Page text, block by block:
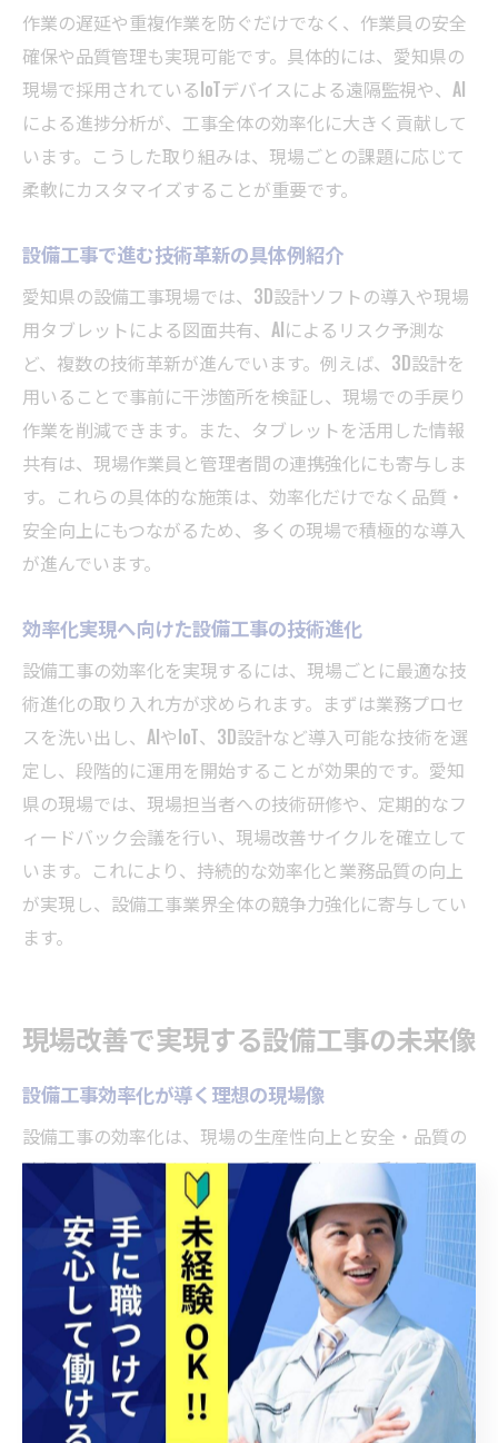
作業の遅延や重複作業を防ぐだけでなく、作業員の安全
確保や品質管理も実現可能です。具体的には、愛知県の
現場で採用されているIoTデバイスによる遠隔監視や、AI
による進捗分析が、工事全体の効率化に大きく貢献して
います。こうした取り組みは、現場ごとの課題に応じて
柔軟にカスタマイズすることが重要です。
設備工事で進む技術革新の具体例紹介
愛知県の設備工事現場では、3D設計ソフトの導入や現場
用タブレットによる図面共有、AIによるリスク予測な
ど、複数の技術革新が進んでいます。例えば、3D設計を
用いることで事前に干渉箇所を検証し、現場での手戻り
作業を削減できます。また、タブレットを活用した情報
共有は、現場作業員と管理者間の連携強化にも寄与しま
す。これらの具体的な施策は、効率化だけでなく品質・
安全向上にもつながるため、多くの現場で積極的な導入
が進んでいます。
効率化実現へ向けた設備工事の技術進化
設備工事の効率化を実現するには、現場ごとに最適な技
術進化の取り入れ方が求められます。まずは業務プロセ
スを洗い出し、AIやIoT、3D設計など導入可能な技術を選
定し、段階的に運用を開始することが効果的です。愛知
県の現場では、現場担当者への技術研修や、定期的なフ
ィードバック会議を行い、現場改善サイクルを確立して
います。これにより、持続的な効率化と業務品質の向上
が実現し、設備工事業界全体の競争力強化に寄与してい
ます。
現場改善で実現する設備工事の未来像
設備工事効率化が導く理想の現場像
設備工事の効率化は、現場の生産性向上と安全・品質の
確保を同時に実現するための重要な鍵です。愛知県の設
備工事現場では、AIやIoTといった最新技術の導入によ
り、作業プロセスの自動化や情報共有の迅速化が進んで
います。例えば、3D設計を活用した事前シミュレーショ
ンや、現場ごとの進捗をリアルタイムで把握できる管理
システムの導入が広がっています。これにより、無駄な
作業やミスの削減が可能となり、理想的な現場環境の実
現が現実的な目標となっています。効率化の推進は、従
事者の働きやすさや企業の競争力強化にも直結します。